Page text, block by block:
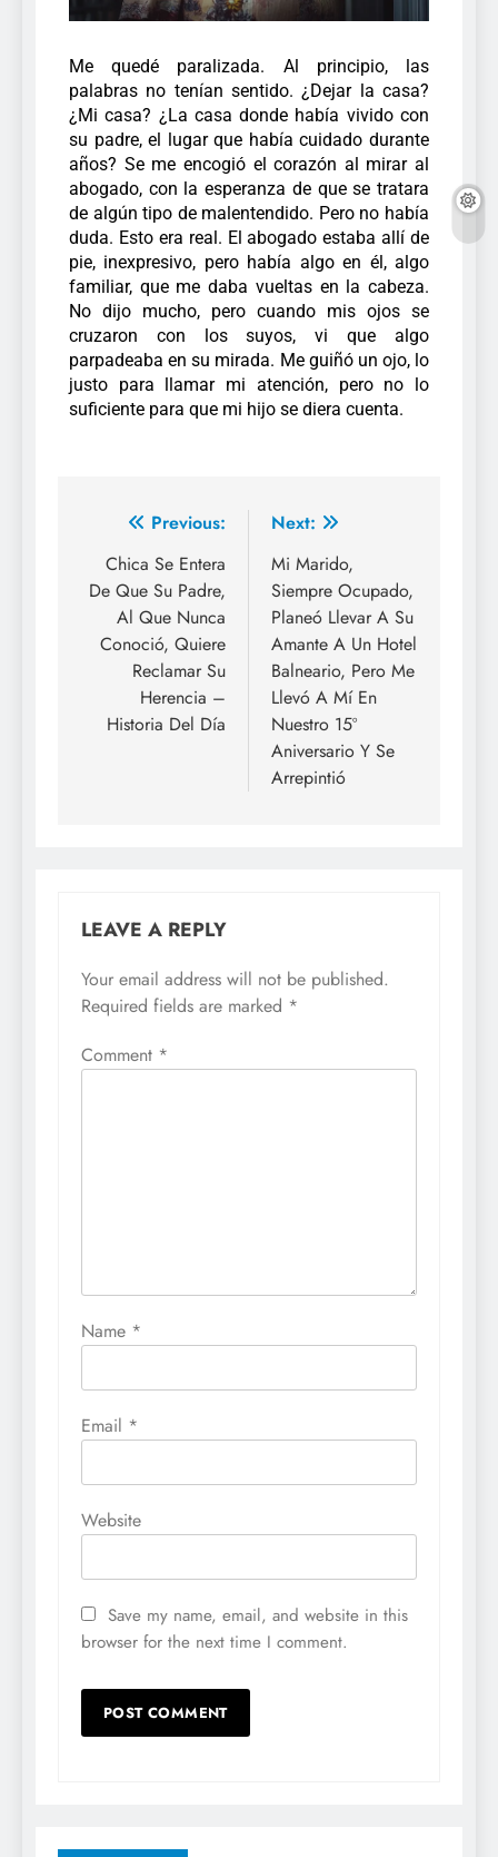
Me quedé paralizada. Al principio, las
palabras no tenían sentido. ¿Dejar la casa?
¿Mi casa? ¿La casa donde había vivido con
su padre, el lugar que había cuidado durante
años? Se me encogió el corazón al mirar al
abogado, con la esperanza de que se tratara
de algún tipo de malentendido. Pero no había
duda. Esto era real. El abogado estaba allí de
pie, inexpresivo, pero había algo en él, algo
familiar, que me daba vueltas en la cabeza.
No dijo mucho, pero cuando mis ojos se
cruzaron con los suyos, vi que algo
parpadeaba en su mirada. Me guiñó un ojo, lo
justo para llamar mi atención, pero no lo
suficiente para que mi hijo se diera cuenta.
Previous:
Chica Se Entera
De Que Su Padre,
Al Que Nunca
Conoció, Quiere
Reclamar Su
Herencia –
Historia Del Día
Next:
Mi Marido,
Siempre Ocupado,
Planeó Llevar A Su
Amante A Un Hotel
Balneario, Pero Me
Llevó A Mí En
Nuestro 15º
Aniversario Y Se
Arrepintió
LEAVE A REPLY
Your email address will not be published.
Required fields are marked *
Comment *
Name *
Email *
Website
Save my name, email, and website in this
browser for the next time I comment.